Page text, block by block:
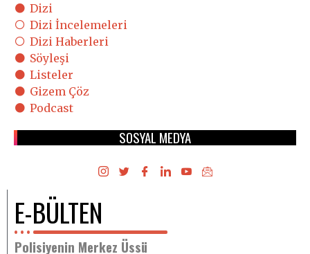
Dizi
Dizi İncelemeleri
Dizi Haberleri
Söyleşi
Listeler
Gizem Çöz
Podcast
SOSYAL MEDYA
E-BÜLTEN
Polisiyenin Merkez Üssü